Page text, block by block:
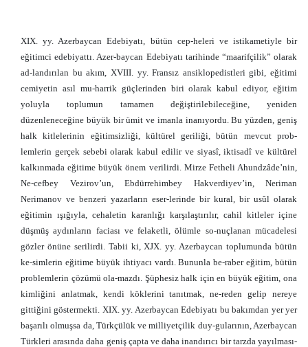
XIX. yy. Azerbaycan Edebiyatı, bütün cep-heleri ve istikametiyle bir
eğitimci edebiyattı. Azer-baycan Edebiyatı tarihinde “maarifçilik” olarak
ad-landırılan bu akım, XVIII. yy. Fransız ansiklopedistleri gibi, eğitimi
cemiyetin asıl mu-harrik güçlerinden biri olarak kabul ediyor, eğitim
yoluyla toplumun tamamen değiştirilebileceğine, yeniden
düzenleneceğine büyük bir ümit ve imanla inanıyordu. Bu yüzden, geniş
halk kitlelerinin eğitimsizliği, kültürel geriliği, bütün mevcut prob-
lemlerin gerçek sebebi olarak kabul edilir ve siyasî, iktisadî ve kültürel
kalkınmada eğitime büyük önem verilirdi. Mirze Fetheli Ahundzâde’nin,
Ne-cefbey Vezirov’un, Ebdürrehimbey Hakverdiyev’in, Neriman
Nerimanov ve benzeri yazarların eser-lerinde bir kural, bir usûl olarak
eğitimin ışığıyla, cehaletin karanlığı karşılaştırılır, cahil kitleler içine
düşmüş aydınların faciası ve felaketli, ölümle so-nuçlanan mücadelesi
gözler önüne serilirdi. Tabii ki, XJX. yy. Azerbaycan toplumunda bütün
ke-simlerin eğitime büyük ihtiyacı vardı. Bununla be-raber eğitim, bütün
problemlerin çözümü ola-mazdı. Şüphesiz halk için en büyük eğitim, ona
kimliğini anlatmak, kendi köklerini tanıtmak, ne-reden gelip nereye
gittiğini göstermekti. XIX. yy. Azerbaycan Edebiyatı bu bakımdan yer yer
başarılı olmuşsa da, Türkçülük ve milliyetçilik duy-gularının, Azerbaycan
Türkleri arasında daha geniş çapta ve daha inandırıcı bir tarzda yayılması-